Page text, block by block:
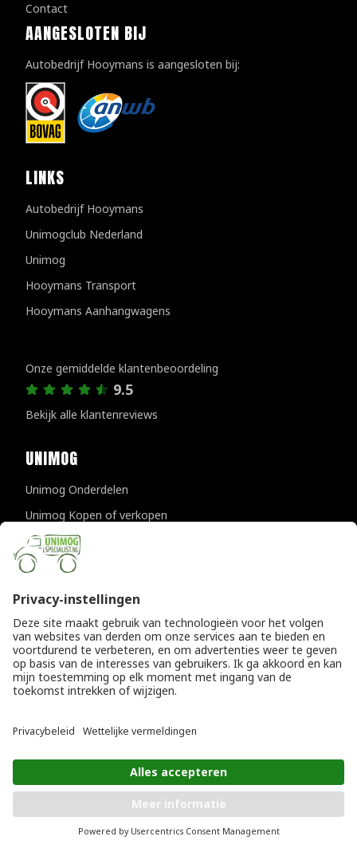
Contact
AANGESLOTEN BIJ
Autobedrijf Hooymans is aangesloten bij:
LINKS
Autobedrijf Hooymans
Unimogclub Nederland
Unimog
Hooymans Transport
Hooymans Aanhangwagens
Onze gemiddelde klantenbeoordeling
9.5
Bekijk alle klantenreviews
UNIMOG
Unimog Onderdelen
Unimog Kopen of verkopen
Unimog Onderhoud & Reparatie
Unimog Accessoires
Unimog APK-keuringen
CONTACTGEGEVENS
Unimogspecialist
Provincialeweg 94-98
5334 JK Velddriel
0418 632073
KvK 85984531
Unimogspecialist
Privacyverklaring